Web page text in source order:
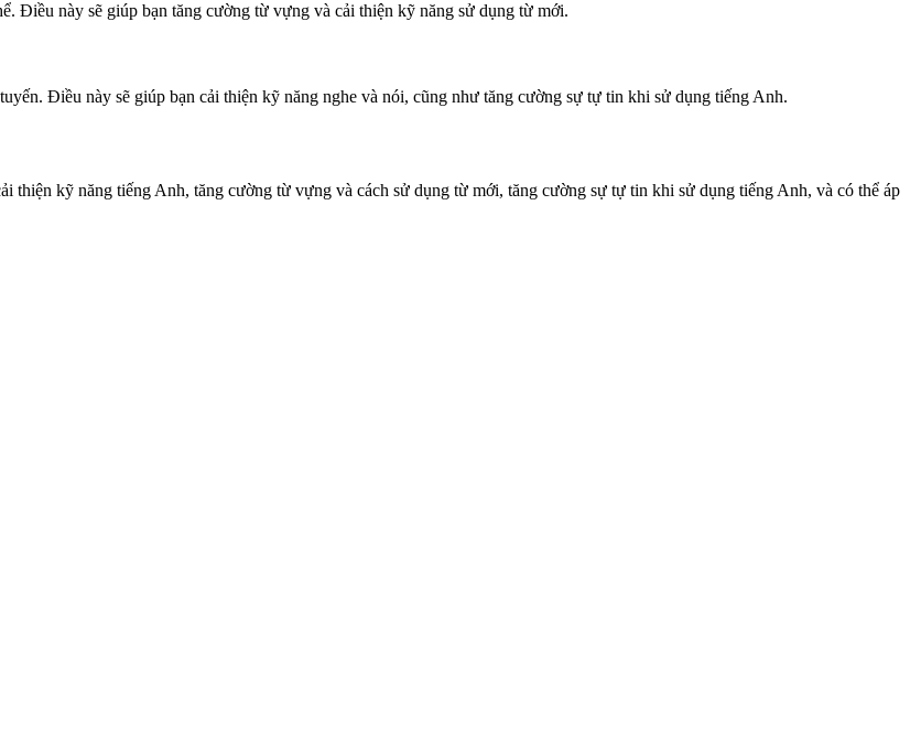
Điều này sẽ giúp bạn tăng cường từ vựng và cải thiện kỹ năng sử dụng từ mới.
Điều này sẽ giúp bạn cải thiện kỹ năng nghe và nói, cũng như tăng cường sự tự tin khi sử dụng tiếng Anh.
thiện kỹ năng tiếng Anh, tăng cường từ vựng và cách sử dụng từ mới, tăng cường sự tự tin khi sử dụng tiếng Anh, và có thể áp